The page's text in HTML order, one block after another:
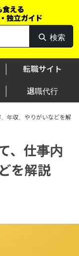
検索
検
索
転職サイト
退職代行
年収、やりがいなどを解
、仕事内
を解説